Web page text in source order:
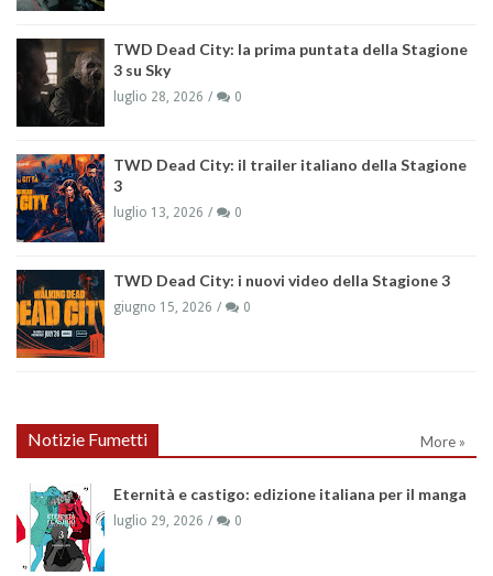
TWD Dead City: la prima puntata della Stagione
3 su Sky
luglio 28, 2026 0
TWD Dead City: il trailer italiano della Stagione
3
luglio 13, 2026 0
TWD Dead City: i nuovi video della Stagione 3
giugno 15, 2026 0
Notizie Fumetti More »
Eternità e castigo: edizione italiana per il manga
luglio 29, 2026 0